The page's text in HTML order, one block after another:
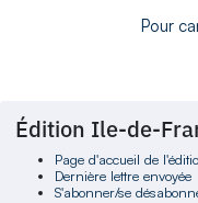
Pour
Édition Ile-de-
Page d'accueil de
Dernière lettre envoyée
S'abonner/se